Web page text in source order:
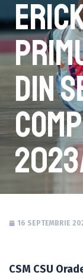
din
16 SEPTEMBRIE
CSM CSU